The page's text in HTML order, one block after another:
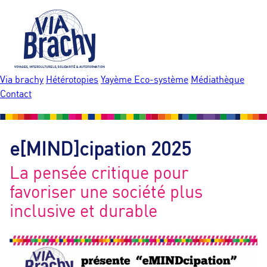
M
e
Via brachy Hétérotopies Yayème Eco-système Médiathèque
Contact
e[MIND]cipation 2025
La pensée critique pour
favoriser une société plus
inclusive et durable